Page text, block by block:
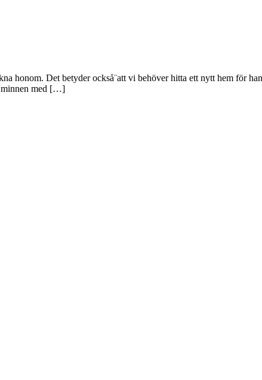
honom. Det betyder också¨att vi behöver hitta ett nytt hem för
minnen med […]